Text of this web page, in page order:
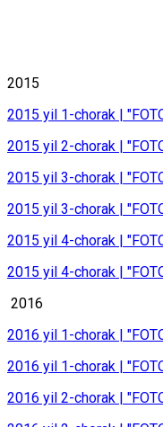
2015
2015 yil 1-chоrаk |
2015 yil 2-chоrаk |
2015 yil 3-chоrаk |
2015 yil 3-chоrаk |
2015 yil 4-chоrаk |
2015 yil 4-chоrаk |
2016
2016 yil 1-chоrаk |
2016 yil 1-chоrаk |
2016 yil 2-chоrаk |